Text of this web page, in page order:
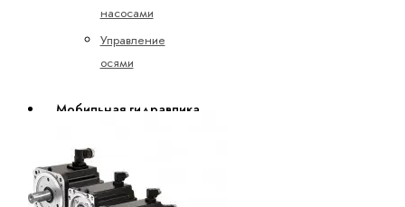
насосами
Управление
осями
Мобильная гидравлика
Насосы
Аксиально-
поршневые